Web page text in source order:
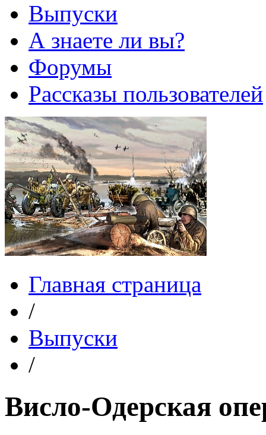
Выпуски
А знаете ли вы?
Форумы
Рассказы пользователей
Главная страница
/
Выпуски
/
Висло-Одерская